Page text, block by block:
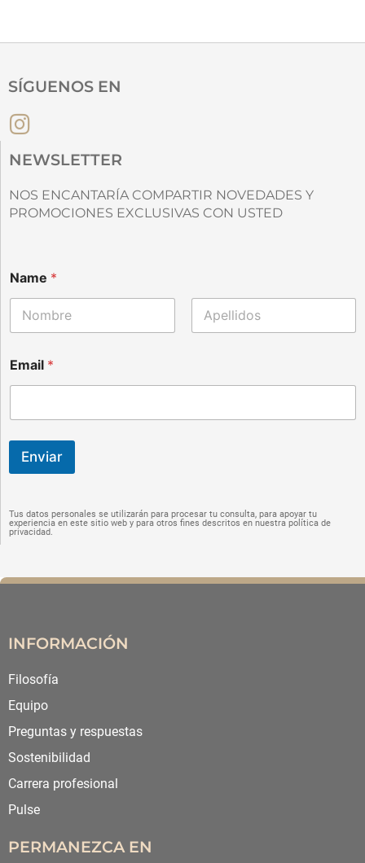
SÍGUENOS EN
NEWSLETTER
NOS ENCANTARÍA COMPARTIR NOVEDADES Y
PROMOCIONES EXCLUSIVAS CON USTED
m
a
a
m
e
Name *
Email *
Enviar
Tus datos personales se utilizarán para procesar tu consulta, para apoyar tu
experiencia en este sitio web y para otros fines descritos en nuestra política de
privacidad.
INFORMACIÓN
Filosofía
Equipo
Preguntas y respuestas
Sostenibilidad
Carrera profesional
Pulse
PERMANEZCA EN